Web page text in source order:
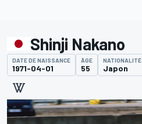
Shinji Nakano
DATE DE NAISSANCE
1971-04-01
ÂGE
55
NATIONALITÉ
Japon